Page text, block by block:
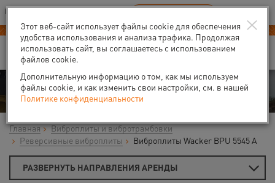
Ваш город:Екатеринбург
В Вашем регионе нет наших офисов RU EN
Аренда
Главная
Виброплиты и вибротрамбовки
Реверсивные виброплиты
Виброплиты Wacker BPU 5545 A
РАЗВЕРНУТЬ НАПРАВЛЕНИЯ АРЕНДЫ
×
Этот веб-сайт использует файлы cookie для обеспечения
удобства использования и анализа трафика. Продолжая
использовать сайт, вы соглашаетесь с использованием
файлов cookie.
Дополнительную информацию о том, как мы используем
файлы cookie, и как изменить свои настройки, см. в нашей
Политике конфиденциальности